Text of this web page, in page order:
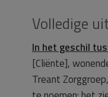
Volledige
In het geschil
[Cliënte],
Treant